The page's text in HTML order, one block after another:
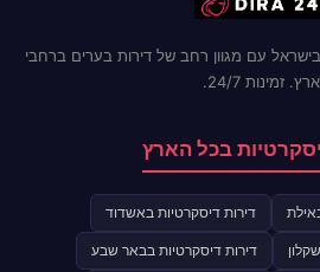
עם מגוון רחב של דירות בערים ברחבי
זמינות 24/7.
בכל הארץ
דירות דיסקרטיות באשדוד
דירות דיסקרטיות בבאר שבע